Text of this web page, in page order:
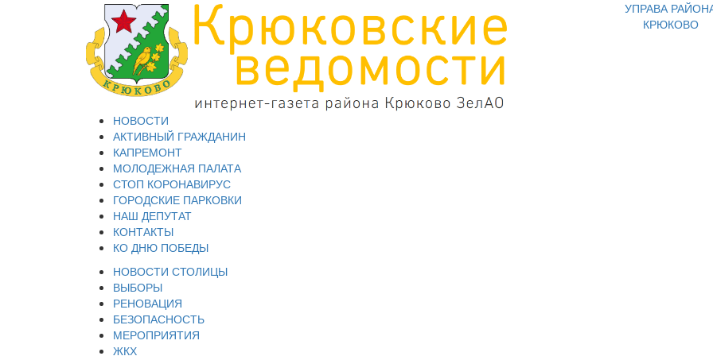
УПРАВА
КРЮКОВО
НОВОСТИ
АКТИВНЫЙ ГРАЖДАНИН
КАПРЕМОНТ
МОЛОДЕЖНАЯ ПАЛАТА
СТОП КОРОНАВИРУС
ГОРОДСКИЕ ПАРКОВКИ
НАШ ДЕПУТАТ
КОНТАКТЫ
КО ДНЮ ПОБЕДЫ
НОВОСТИ СТОЛИЦЫ
ВЫБОРЫ
РЕНОВАЦИЯ
БЕЗОПАСНОСТЬ
МЕРОПРИЯТИЯ
ЖКХ